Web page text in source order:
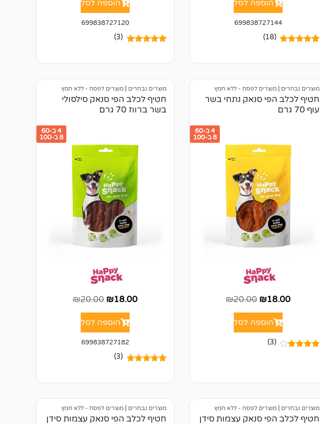
הוספה לסל
699838727144
מבוסס על
לקוחות
(18)
הוספה לסל
699838727120
מבוסס על
לקוחות
(3)
מוצרים נבחרים מוצרים לפסח - ללא חמץ
חטיף לכלב הפי סנאק נתחי בשר
עוף 70 גרם
4 ב-60
8 ב-100
₪18.00
₪20.00
הוספה לסל
לקוחות
(3)
מוצרים נבחרים |מוצרים לפסח - ללא חמץ
חטיף לכלב הפי סנאק סילסולי
בשר ברווז 70 גרם
4 ב-60
8 ב-100
₪18.00
₪20.00
הוספה לסל
699838727182
מבוסס על
לקוחות
(3)
מוצרים נבחרים | מוצרים לפסח - ללא חמץ
חטיף לכלב הפי סנאק עצמות סידן
מוצרים נבחרים |מוצרים לפסח - ללא חמץ
חטיף לכלב הפי סנאק עצמות סידן